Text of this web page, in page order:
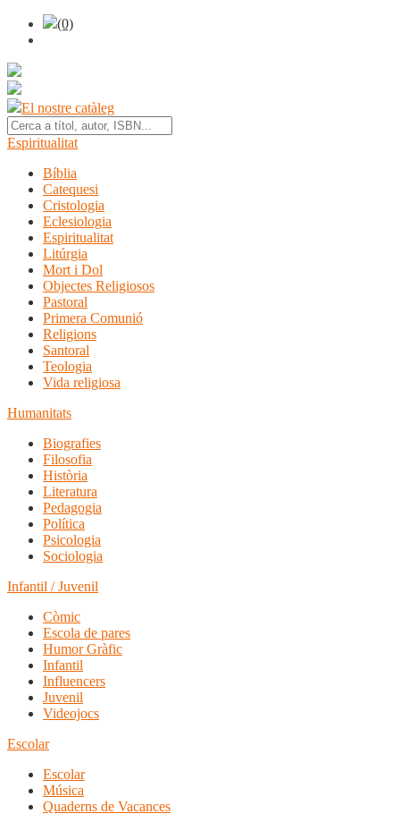
(0)
El nostre catàleg
Espiritualitat
Bíblia
Catequesi
Cristologia
Eclesiologia
Espiritualitat
Litúrgia
Mort i Dol
Objectes Religiosos
Pastoral
Primera Comunió
Religions
Santoral
Teologia
Vida religiosa
Humanitats
Biografies
Filosofia
Història
Literatura
Pedagogia
Política
Psicologia
Sociologia
Infantil / Juvenil
Còmic
Escola de pares
Humor Gràfic
Infantil
Influencers
Juvenil
Videojocs
Escolar
Escolar
Música
Quaderns de Vacances